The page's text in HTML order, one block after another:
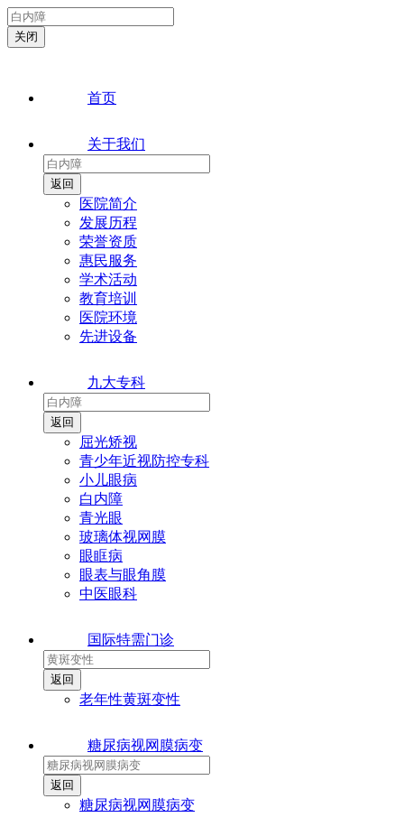
首页
关于我们
医院简介
发展历程
荣誉资质
惠民服务
学术活动
教育培训
医院环境
先进设备
九大专科
屈光矫视
青少年近视防控专科
小儿眼病
白内障
青光眼
玻璃体视网膜
眼眶病
眼表与眼角膜
中医眼科
国际特需门诊
老年性黄斑变性
糖尿病视网膜病变
糖尿病视网膜病变